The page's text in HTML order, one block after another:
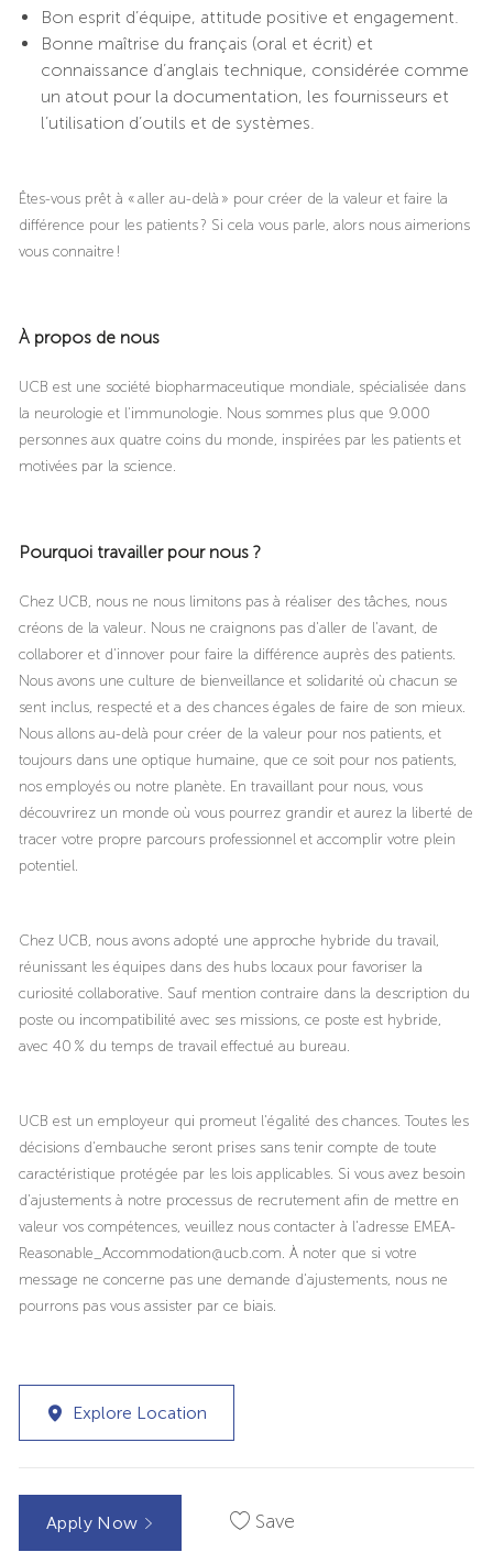
Bon esprit d’équipe, attitude positive et engagement.
Bonne maîtrise du français (oral et écrit) et
connaissance d’anglais technique, considérée comme
un atout pour la documentation, les fournisseurs et
l’utilisation d’outils et de systèmes.
Êtes-vous prêt à « aller au-delà » pour créer de la valeur et faire la
différence pour les patients ? Si cela vous parle, alors nous aimerions
vous connaitre !
À propos de nous
UCB est une société biopharmaceutique mondiale, spécialisée dans
la neurologie et l'immunologie. Nous sommes plus que 9.000
personnes aux quatre coins du monde, inspirées par les patients et
motivées par la science.
Pourquoi travailler pour nous ?
Chez UCB, nous ne nous limitons pas à réaliser des tâches, nous
créons de la valeur. Nous ne craignons pas d'aller de l'avant, de
collaborer et d'innover pour faire la différence auprès des patients.
Nous avons une culture de bienveillance et solidarité où chacun se
sent inclus, respecté et a des chances égales de faire de son mieux.
Nous allons au-delà pour créer de la valeur pour nos patients, et
toujours dans une optique humaine, que ce soit pour nos patients,
nos employés ou notre planète. En travaillant pour nous, vous
découvrirez un monde où vous pourrez grandir et aurez la liberté de
tracer votre propre parcours professionnel et accomplir votre plein
potentiel.
Chez UCB, nous avons adopté une approche hybride du travail,
réunissant les équipes dans des hubs locaux pour favoriser la
curiosité collaborative. Sauf mention contraire dans la description du
poste ou incompatibilité avec ses missions, ce poste est hybride,
avec 40 % du temps de travail effectué au bureau.
UCB est un employeur qui promeut l'égalité des chances. Toutes les
décisions d'embauche seront prises sans tenir compte de toute
caractéristique protégée par les lois applicables. Si vous avez besoin
d'ajustements à notre processus de recrutement afin de mettre en
valeur vos compétences, veuillez nous contacter à l'adresse EMEA-
Reasonable_Accommodation@ucb.com. À noter que si votre
message ne concerne pas une demande d'ajustements, nous ne
pourrons pas vous assister par ce biais.
Explore Location
Apply Now Save